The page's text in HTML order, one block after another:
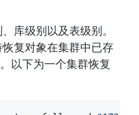
库级别以及表级别。
复对象在集群中已存
以下为一个集群恢复